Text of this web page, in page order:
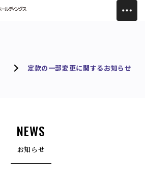
定款の一部変更に関するお知らせ
NEWS
お知らせ